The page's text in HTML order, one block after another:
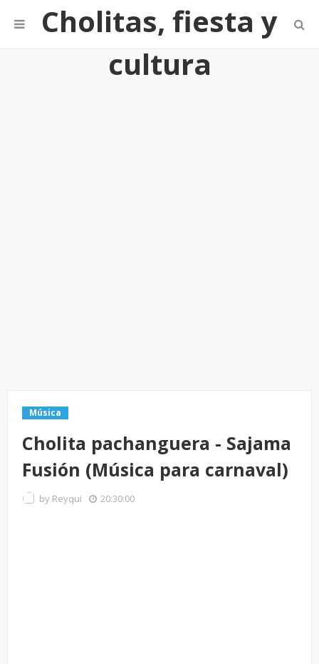
Cholitas, fiesta y
cultura
Música
Cholita pachanguera - Sajama
Fusión (Música para carnaval)
by Reyqui 20:30:00